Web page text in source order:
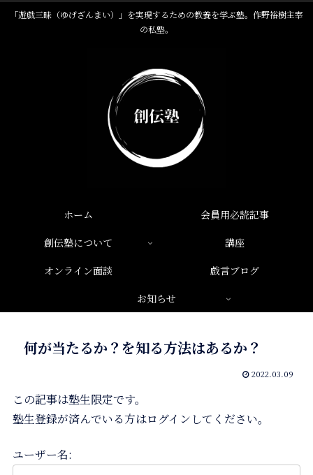
「遊戯三昧（ゆげざんまい）」を実現するための教養を学ぶ塾。作野裕樹主宰
の私塾。
ホーム
会員用必読記事
創伝塾について
講座
オンライン面談
戯言ブログ
お知らせ
何が当たるか？を知る方法はあるか？
2022.03.09
この記事は塾生限定です。
塾生登録が済んでいる方はログインしてください。
ユーザー名: